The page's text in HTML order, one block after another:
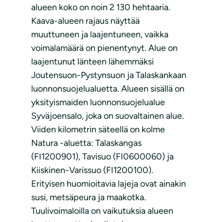
alueen koko on noin 2 130 hehtaaria.
Kaava-alueen rajaus näyttää
muuttuneen ja laajentuneen, vaikka
voimalamäärä on pienentynyt. Alue on
laajentunut länteen lähemmäksi
Joutensuon-Pystynsuon ja Talaskankaan
luonnonsuojelualuetta. Alueen sisällä on
yksityismaiden luonnonsuojelualue
Syväjoensalo, joka on suovaltainen alue.
Viiden kilometrin säteellä on kolme
Natura -aluetta: Talaskangas
(FI1200901), Tavisuo (FI0600060) ja
Kiiskinen-Varissuo (FI1200100).
Erityisen huomioitavia lajeja ovat ainakin
susi, metsäpeura ja maakotka.
Tuulivoimaloilla on vaikutuksia alueen